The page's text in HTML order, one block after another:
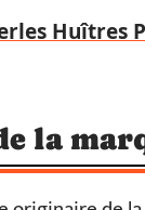
Huîtres
la